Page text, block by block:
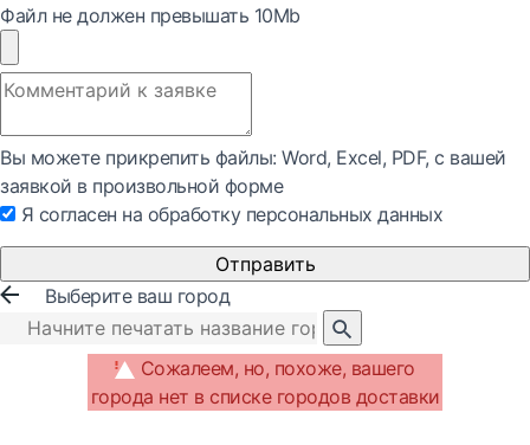
Файл не должен превышать 10Mb
Вы можете прикрепить файлы: Word, Exсel, PDF, с вашей
заявкой в произвольной форме
Я согласен на обработку персональных данных
Отправить
Выберите ваш город
Сожалеем, но, похоже, вашего
города нет в списке городов доставки